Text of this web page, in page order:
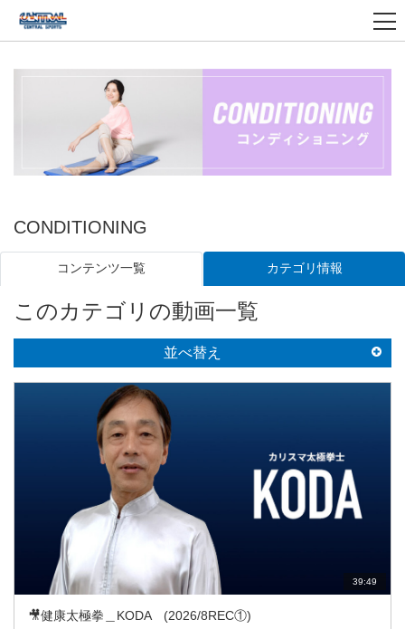
CONDITIONING
コンテンツ一覧 カテゴリ情報
このカテゴリの動画一覧
並べ替え
39:49
🎥健康太極拳＿KODA (2026/8REC①)